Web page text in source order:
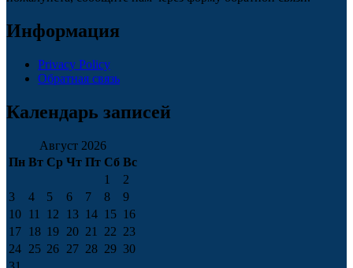
Информация
Privacy Policy
Обратная связь
Календарь записей
Август 2026
Пн Вт Ср Чт Пт Сб Вс
1
2
3
4 5 6 7 8
9
10 11 12 13 14 15 16
17 18 19 20 21 22 23
24 25 26 27 28 29 30